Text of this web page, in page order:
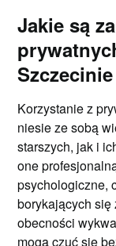
Jakie są
Szczecinie
Korzystanie z
niesie ze sobą
starszych, jak i
one
psychologiczne,
borykających się
obecności
mogą czuć się